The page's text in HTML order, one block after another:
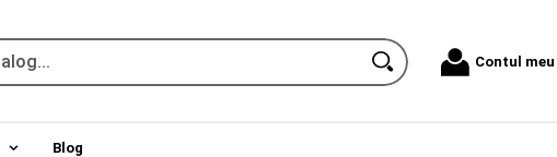
Contul meu
Blog